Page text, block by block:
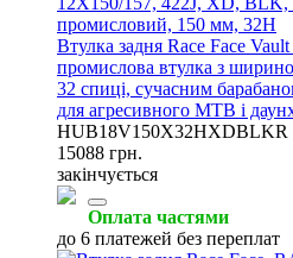
промисловий, 150 мм, 32H
Втулка задня Race Face
промислова втулка з
32 спиці, сучасним
для агресивного MTB і
HUB18V150X32HXDBLKR
15088 грн.
закінчується
Оплата частями
до 6 платежей без переплат